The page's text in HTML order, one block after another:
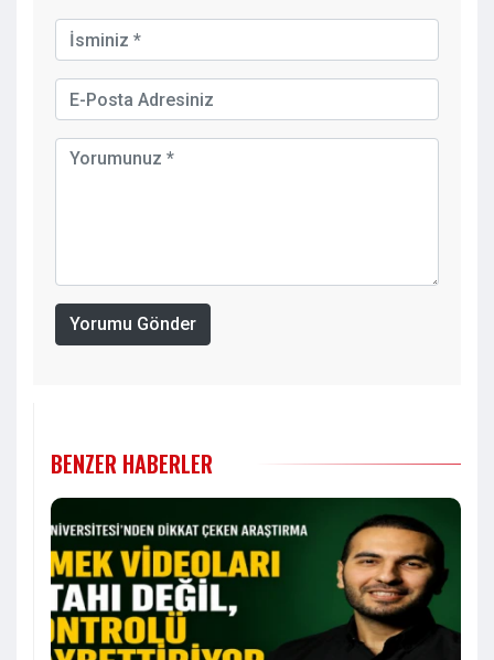
Yorumu Gönder
BENZER HABERLER